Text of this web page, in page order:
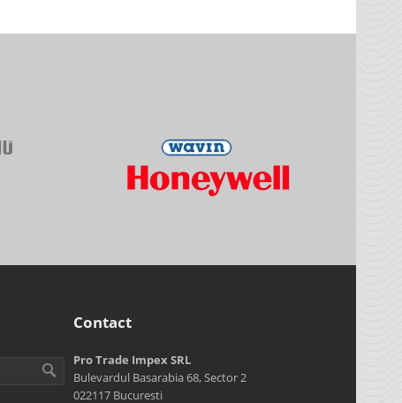
Contact
Pro Trade Impex SRL
Bulevardul Basarabia 68, Sector 2
022117 Bucuresti